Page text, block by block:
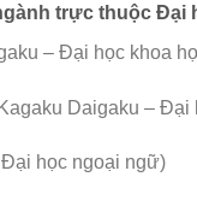
trực thuộc Đại
– Đại học khoa
Daigaku –
học ngoại ngữ)